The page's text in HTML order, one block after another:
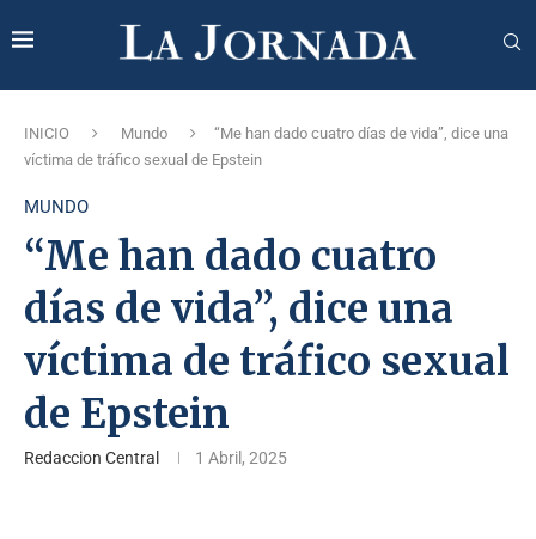
INICIO Mundo
“Me han dado cuatro días de vida”, dice una
víctima de tráfico sexual de Epstein
MUNDO
“Me han dado cuatro
días de vida”, dice una
víctima de tráfico sexual
de Epstein
Redaccion Central 1 Abril, 2025